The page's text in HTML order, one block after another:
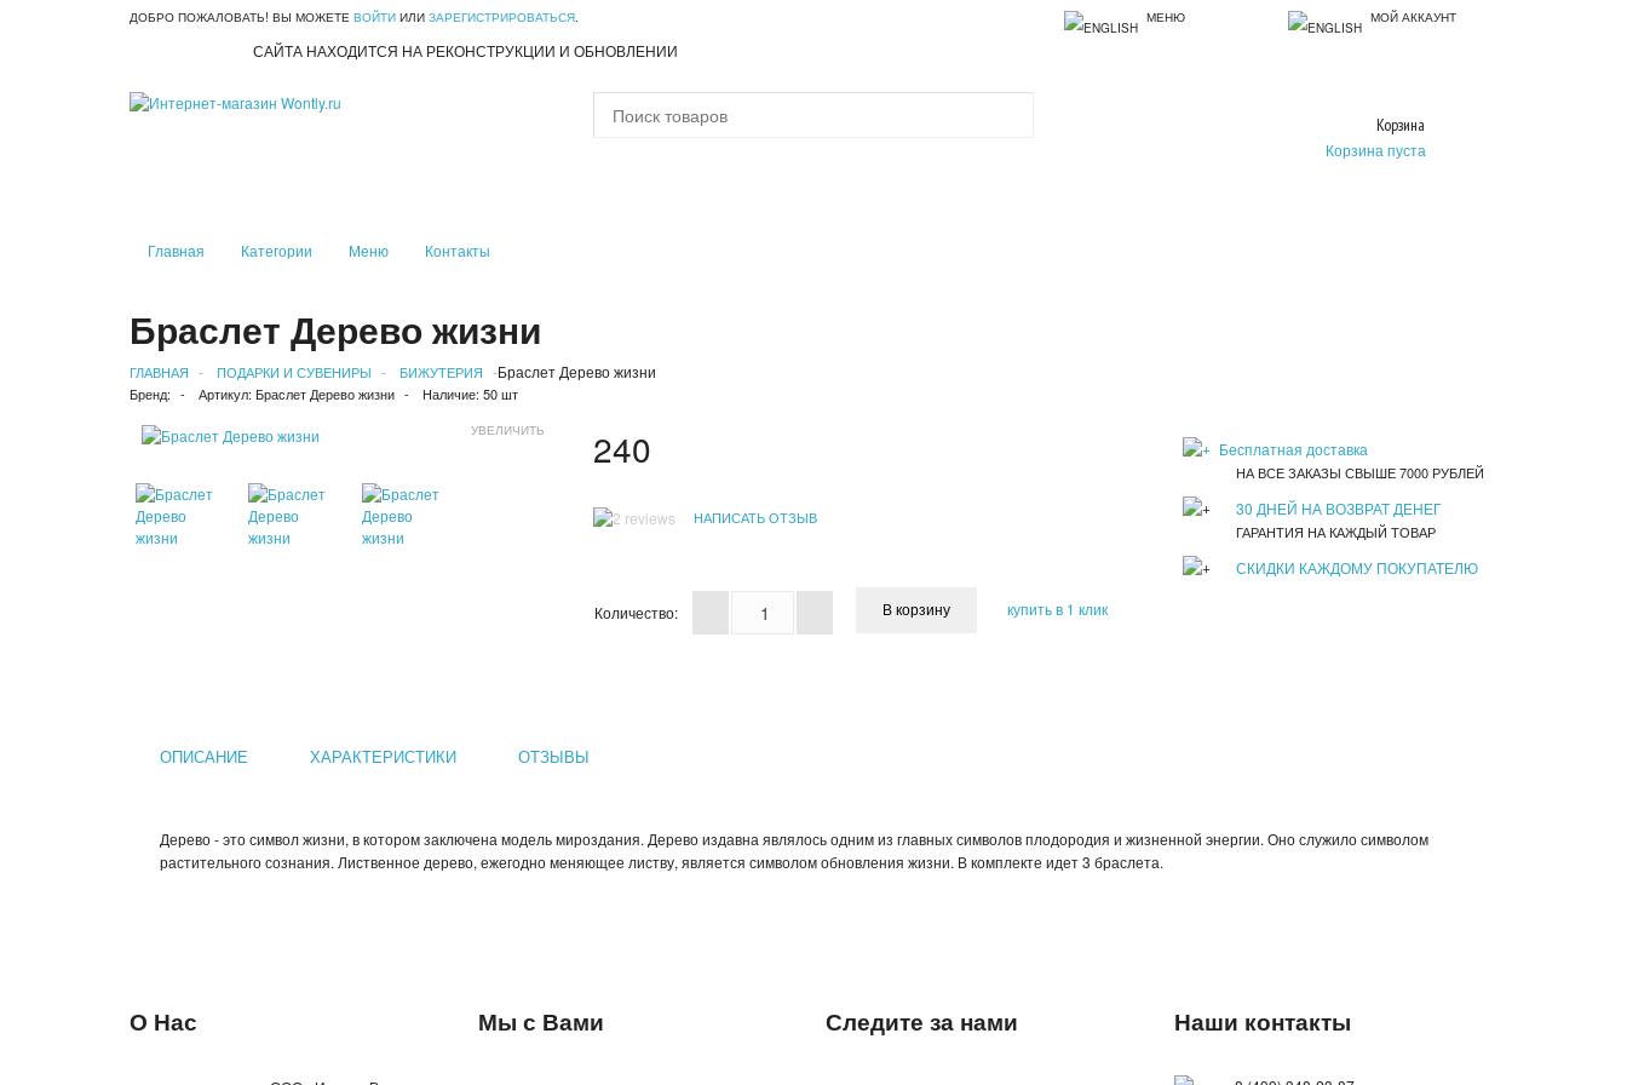
ДОБРО ПОЖАЛОВАТЬ! ВЫ МОЖЕТЕ ВОЙТИ ИЛИ ЗАРЕГИСТРИРОВАТЬСЯ.
САЙТА НАХОДИТСЯ НА РЕКОНСТРУКЦИИ И ОБНОВЛЕНИИ
МЕНЮ МОЙ АККАУНТ
Корзина
Корзина пуста
Главная Категории Меню Контакты
Браслет Дерево жизни
ГЛАВНАЯ ПОДАРКИ И СУВЕНИРЫ БИЖУТЕРИЯ Браслет Дерево жизни
Бренд: Артикул: Браслет Дерево жизни Наличие: 50 шт
УВЕЛИЧИТЬ 240
НАПИСАТЬ ОТЗЫВ
Количество: купить в 1 клик
Бесплатная доставка
НА ВСЕ ЗАКАЗЫ СВЫШЕ 7000 РУБЛЕЙ
30 ДНЕЙ НА ВОЗВРАТ ДЕНЕГ
ГАРАНТИЯ НА КАЖДЫЙ ТОВАР
СКИДКИ КАЖДОМУ ПОКУПАТЕЛЮ
ОПИСАНИЕ ХАРАКТЕРИСТИКИ ОТЗЫВЫ
Дерево - это символ жизни, в котором заключена модель мироздания. Дерево издавна являлось одним из главных символов плодородия и жизненной энергии. Оно служило символом
растительного сознания. Лиственное дерево, ежегодно меняющее листву, является символом обновления жизни. В комплекте идет 3 браслета.
О Нас Мы с Вами Следите за нами Наши контакты